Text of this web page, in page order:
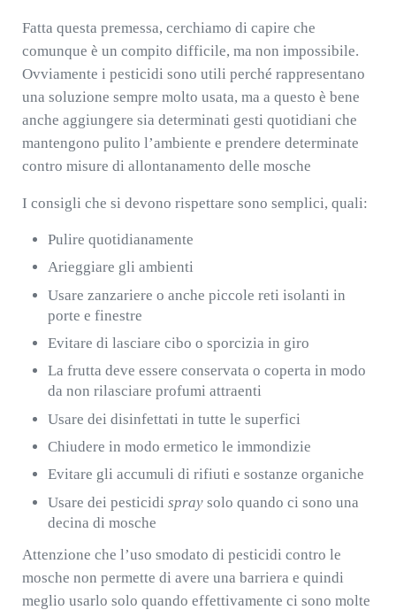
Fatta questa premessa, cerchiamo di capire che
comunque è un compito difficile, ma non impossibile.
Ovviamente i pesticidi sono utili perché rappresentano
una soluzione sempre molto usata, ma a questo è bene
anche aggiungere sia determinati gesti quotidiani che
mantengono pulito l’ambiente e prendere determinate
contro misure di allontanamento delle mosche
I consigli che si devono rispettare sono semplici, quali:
Pulire quotidianamente
Arieggiare gli ambienti
Usare zanzariere o anche piccole reti isolanti in
porte e finestre
Evitare di lasciare cibo o sporcizia in giro
La frutta deve essere conservata o coperta in modo
da non rilasciare profumi attraenti
Usare dei disinfettati in tutte le superfici
Chiudere in modo ermetico le immondizie
Evitare gli accumuli di rifiuti e sostanze organiche
Usare dei pesticidispray solo quando ci sono una
decina di mosche
Attenzione che l’uso smodato di pesticidi contro le
mosche non permette di avere una barriera e quindi
meglio usarlo solo quando effettivamente ci sono molte